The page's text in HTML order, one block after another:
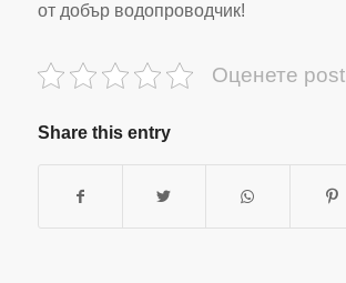
от добър водопроводчик!
Оценете post
Share this entry